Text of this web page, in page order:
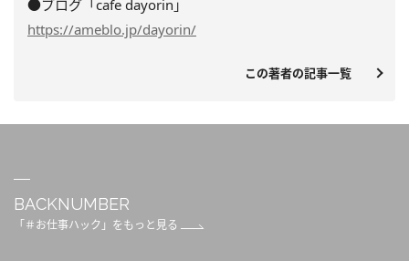
●ブログ「cafe dayorin」
https://ameblo.jp/dayorin/
この著者の記事一覧
BACKNUMBER
「＃お仕事ハック」をもっと見る